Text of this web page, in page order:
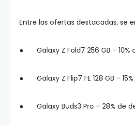
Entre las ofertas destacadas, se
● Galaxy Z Fold7 256 GB – 10%
● Galaxy Z Flip7 FE 128 GB –
● Galaxy Buds3 Pro – 28% de